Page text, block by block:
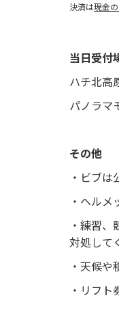
決済は現金
当日受付
ハチ北高
パノラマ
その他
・ビブは
・ヘルメ
・練習
対処して
・天候や
・リフト